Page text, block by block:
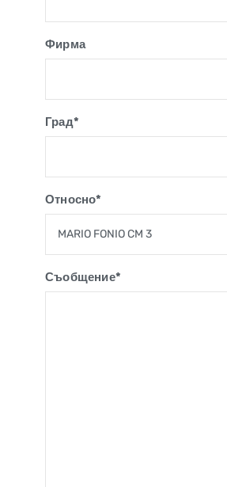
Фирма
Град*
Относно*
Съобщение*